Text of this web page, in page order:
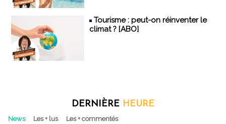
Tourisme : peut-on réinventer le
climat ? [ABO]
DERNIÈRE HEURE
News Les + lus Les + commentés